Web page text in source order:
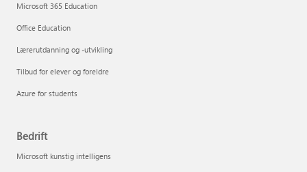
Microsoft 365 Education
Office Education
Lærerutdanning og -utvikling
Tilbud for elever og foreldre
Azure for students
Bedrift
Microsoft kunstig intelligens